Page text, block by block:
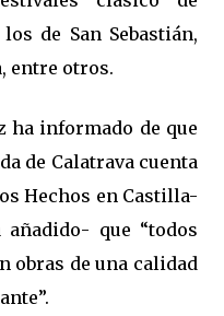
de San Sebastián,
entre otros.
ha informado de que
de Calatrava cuenta
Hechos en Castilla-
que “todos
obras de una calidad